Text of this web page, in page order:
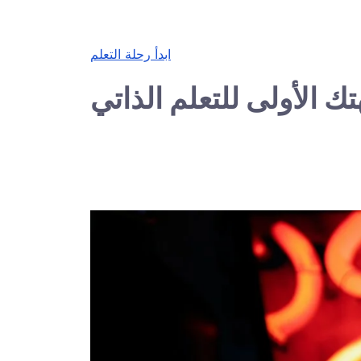
ابدأ رحلة التعلم
الأولى للتعلم الذاتي